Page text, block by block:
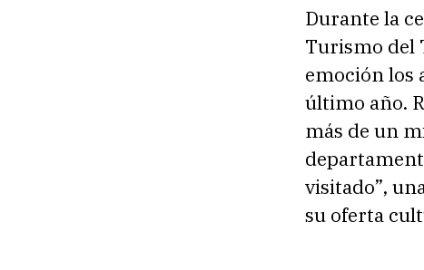
Durante la
Turismo del
emoción los
último año.
más de un
visitado”,
su oferta